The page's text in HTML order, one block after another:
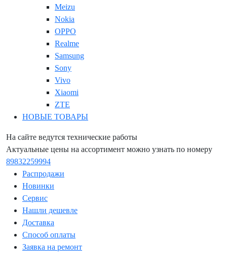
Meizu
Nokia
OPPO
Realme
Samsung
Sony
Vivo
Xiaomi
ZTE
НОВЫЕ ТОВАРЫ
На сайте ведутся технические работы
Актуальные цены на ассортимент можно узнать по номеру
89832259994
Распродажи
Новинки
Сервис
Нашли дешевле
Доставка
Способ оплаты
Заявка на ремонт